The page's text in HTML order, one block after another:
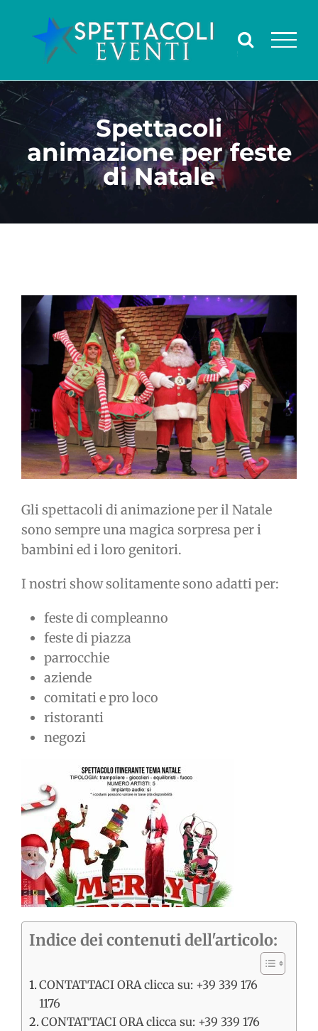
contenuto
Spettacoli
animazione per feste
di Natale
Ingrandisci
immagine
Gli spettacoli di animazione per il Natale
sono sempre una magica sorpresa per i
bambini ed i loro genitori.
I nostri show solitamente sono adatti per:
feste di compleanno
feste di piazza
parrocchie
aziende
comitati e pro loco
ristoranti
negozi
Indice dei contenuti dell'articolo:
CONTATTACI ORA clicca su: +39 339 176
1176
CONTATTACI ORA clicca su: +39 339 176